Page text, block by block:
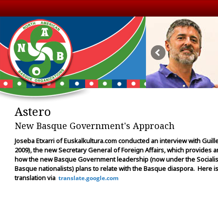
Astero
New Basque Government's Approach
Joseba Etxarri of Euskalkultura.com conducted an interview with
2009), the new Secretary General of Foreign Affairs, which provides
how the new Basque Government leadership (now under the
Basque nationalists) plans to relate with the Basque diaspora. Here
translation via translate.google.com